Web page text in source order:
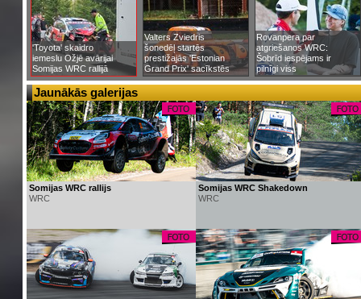
'Toyota' skaidro
iemeslu Ožjē avārijai
Somijas WRC rallijā
Valters Zviedris
šonedēļ startēs
prestižajās 'Estonian
Grand Prix' sacīkstēs
Rovanpera par
atgriešanos WRC:
Šobrīd iespējams ir
pilnīgi viss
Jaunākās galerijas
Somijas WRC rallijs
WRC
Somijas WRC Shakedown
WRC